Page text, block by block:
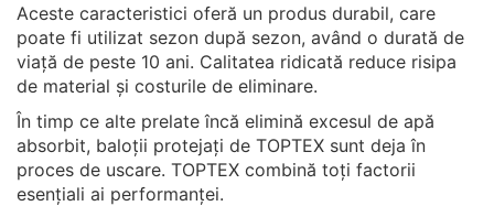
Aceste caracteristici oferă un produs durabil, care
poate fi utilizat sezon după sezon, având o durată de
viață de peste 10 ani. Calitatea ridicată reduce risipa
de material și costurile de eliminare.
În timp ce alte prelate încă elimină excesul de apă
absorbit, baloții protejați de TOPTEX sunt deja în
proces de uscare. TOPTEX combină toți factorii
esențiali ai performanței.